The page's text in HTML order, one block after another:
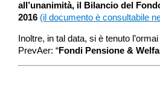
all’unanimità, il Bilancio del
2016 (il documento è consultabile
Inoltre, in tal data, si è tenuto
PrevAer: “Fondi Pensione &